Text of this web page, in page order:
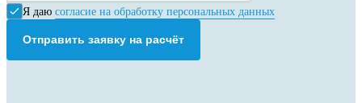
Я даю согласие на обработку персональных данных
Отправить заявку на расчёт